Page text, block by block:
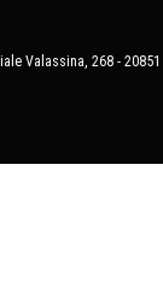
Valassina, 268 -